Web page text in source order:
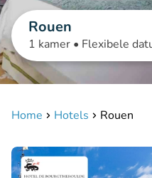
Rouen
1 kamer • Flexibele
Home Hotels Rouen